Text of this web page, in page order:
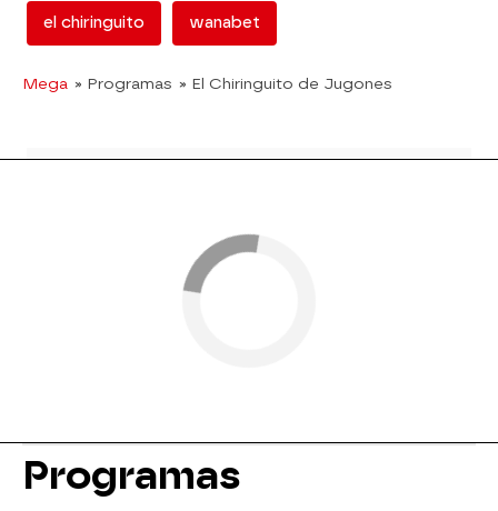
el chiringuito wanabet
Mega » Programas » El Chiringuito de Jugones
Programas